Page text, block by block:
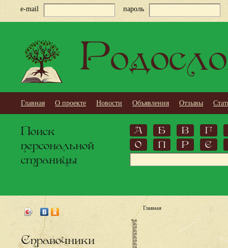
e-mail пароль
Главная О проекте Новости Объявления Отзывы
Поиск
персональной
страницы
А Б В
Г
О
П Р С
Справочники
Главная